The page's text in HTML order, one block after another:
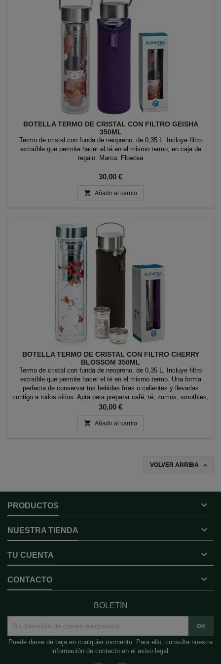
BOTELLA TERMO DE CRISTAL CON FILTRO GEISHA
350ML
Termo de cristal con funda de neopreno, de 0,35 L. Incluye filtro
extraíble que permite hacer el té en el mismo termo, en caja de
regalo. Marca: Flowtea
Precio
30,00 €
 Añadir al carrito
BOTELLA TERMO DE CRISTAL CON FILTRO CHERRY
BLOSSOM 350ML
Termo de cristal con funda de neopreno, de 0,35 L. Incluye filtro
extraíble que permite hacer el té en el mismo termo. Una forma
perfecta de conservar tus bebidas frías o calientes y llevarlas
contigo a todos sitios. Apta para preparar café, té, zumos, smothies,
batidos, té helado... Marca: Flowtea
Precio
30,00 €
 Añadir al carrito
VOLVER ARRIBA 
PRODUCTOS 
NUESTRA TIENDA 
TU CUENTA 
CONTACTO 
BOLETÍN
Puede darse de baja en cualquier momento. Para ello, consulte nuestra
información de contacto en el aviso legal.